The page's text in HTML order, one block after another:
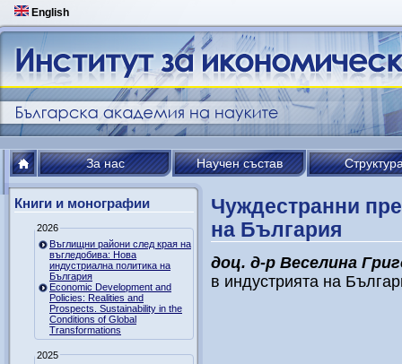
English
За нас Научен състав
Книги и монографии
2026
Въглищни райони след края на
въгледобива: Нова
индустриална политика на
България
Economic Development and
Policies: Realities and
Prospects. Sustainability in the
Conditions of Global
Transformations
2025
Чуждестранни
на България
доц. д-р Веселина
в индустрията на